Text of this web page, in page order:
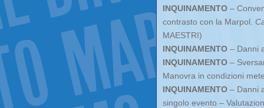
INQUINAMENTO –
contrasto con la Marpol.
MAESTRI)
INQUINAMENTO – Danni
INQUINAMENTO –
Manovra in condizioni
INQUINAMENTO – Danni
singolo evento –